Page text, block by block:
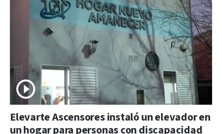
Elevarte Ascensores instaló un elevador en
un hogar para personas con discapacidad